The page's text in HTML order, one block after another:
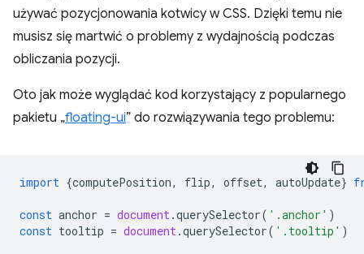
używać pozycjonowania kotwicy w CSS. Dzięki temu nie
musisz się martwić o problemy z wydajnością podczas
obliczania pozycji.
Oto jak może wyglądać kod korzystający z popularnego
pakietu „floating-ui” do rozwiązywania tego problemu:
import {computePosition, flip, offset, autoUpdate}
const anchor = document.querySelector( '.anchor' )
const tooltip = document.querySelector( '.tooltip' )